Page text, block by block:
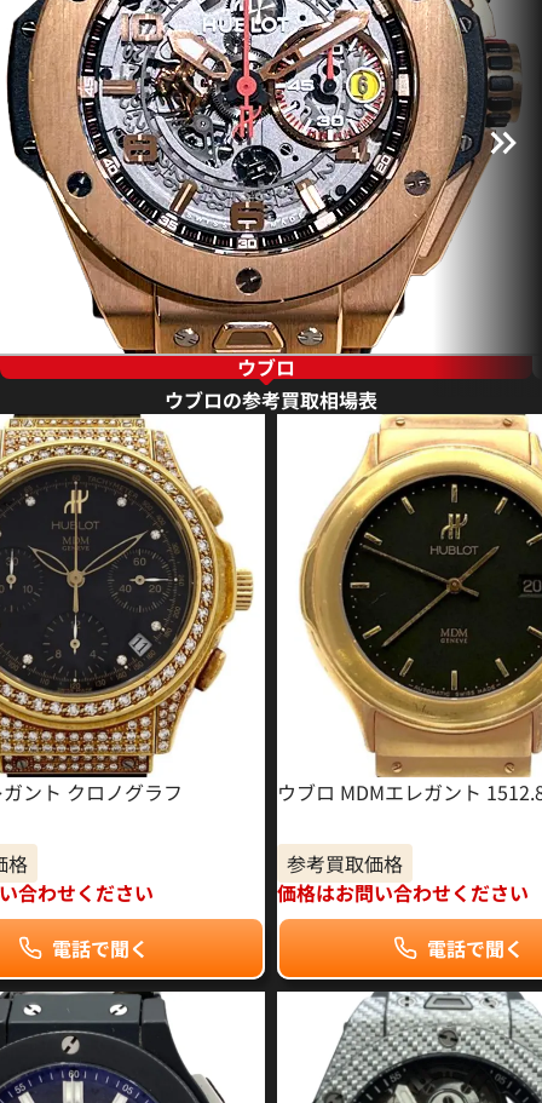
ウブロ
ウブロの参考買取相場表
ント クロノグラフ
格
合わせください
電話で聞く
ウブロ MDMエレガント
参考買取価格
価格はお問い合わせください
電話で聞く